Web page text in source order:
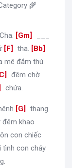
🌾
Cha. [Gm
[F tha. [Bb
mê đắm thú
C
đêm chờ
chứa.
[G
thang
đêm khao
con chiếc
tình con cháy